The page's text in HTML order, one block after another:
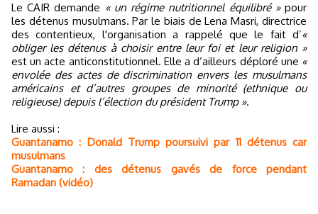
Le CAIR demande « un régime nutritionnel équilibré »pour
les détenus musulmans. Par le biais de Lena Masri, directrice
des contentieux, l'organisation a rappelé que le fait d’«
obliger les détenus à choisir entre leur foi et leur religion »
est un acte anticonstitutionnel. Elle a d’ailleurs déploré une «
envolée des actes de discrimination envers les musulmans
américains et d’autres groupes de minorité (ethnique ou
religieuse) depuis l’élection du président Trump ».
Lire aussi :
Guantanamo : Donald Trump poursuivi par 11 détenus car
musulmans
Guantanamo : des détenus gavés de force pendant
Ramadan (vidéo)